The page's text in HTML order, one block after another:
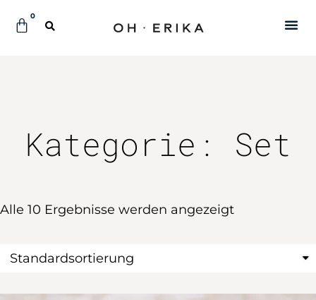
0
Kategorie: Set
Alle 10 Ergebnisse werden angezeigt